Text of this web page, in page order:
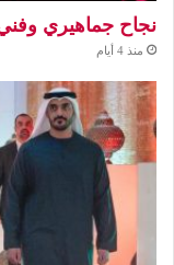
نجاح جماهيري
منذ 4 أيام